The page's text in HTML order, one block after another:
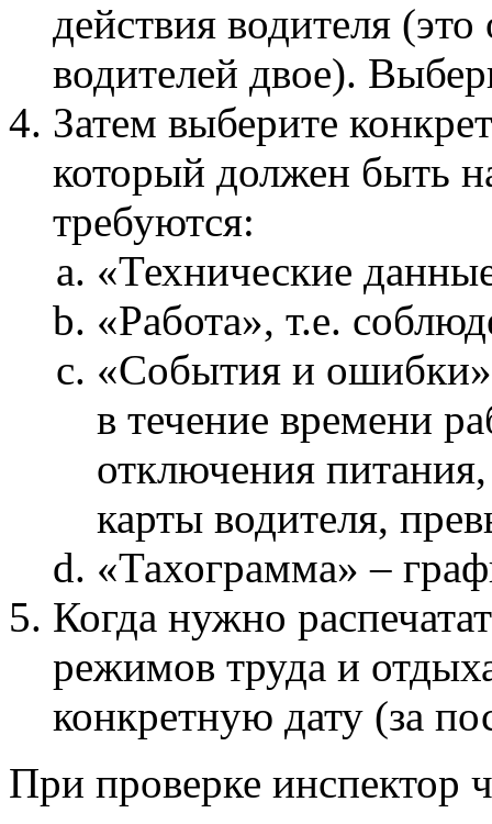
действия водителя
водителей двое).
Затем выберите
который должен быть
требуются:
«Технические
«Работа», т.е.
«События и
в течение времени
отключения
карты водителя,
«Тахограмма» –
Когда нужно
режимов труда и
конкретную дату (за
При проверке инспектор